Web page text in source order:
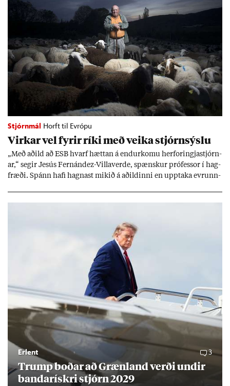
Stjórnmál Horft til Evrópu
Virk­ar vel fyr­ir ríki með veika stjórn­sýslu
„Með að­ild að ESB hvarf hætt­an á end­ur­komu her­for­ingja­stjórn­
ar,“ seg­ir Jesús Fer­nández-Villa­ver­de, spænsk­ur pró­fess­or í hag­
fræði. Spánn hafi hagn­ast mik­ið á að­ild­inni en upp­taka evr­unn­
Erlent 3
Trump boð­ar að Græn­land verði und­ir
banda­rískri stjórn 2029